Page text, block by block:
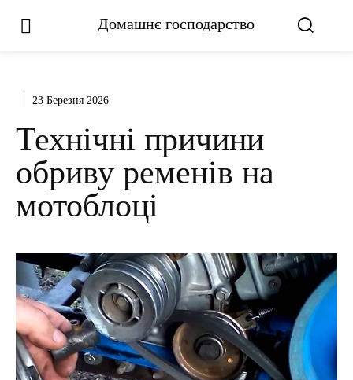
Домашнє господарство
23 Березня 2026
Технічні причини
обриву ременів на
мотоблоці